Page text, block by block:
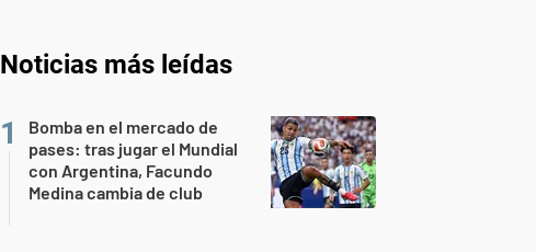
Noticias más leídas
Bomba en el mercado de
pases: tras jugar el Mundial
con Argentina, Facundo
Medina cambia de club